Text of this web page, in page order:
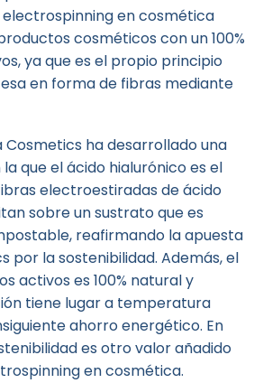
en cosmética
cosméticos con un 100%
ya que es el propio principio
en forma de fibras mediante
Cosmetics ha desarrollado una
que el ácido hialurónico es el
electroestiradas de ácido
sobre un sustrato que es
reafirmando la apuesta
por la sostenibilidad. Además, el
activos es 100% natural y
tiene lugar a temperatura
ahorro energético. En
es otro valor añadido
en cosmética.